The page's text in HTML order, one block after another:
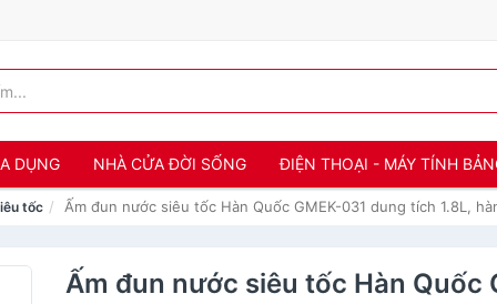
DỤNG NHÀ CỬA ĐỜI SỐNG ĐIỆN THOẠI - MÁY TÍNH
tốc Ấm đun nước siêu tốc Hàn Quốc GMEK-031 dung tích 1.8L,
Ấm đun nước siêu tốc Hàn Quốc